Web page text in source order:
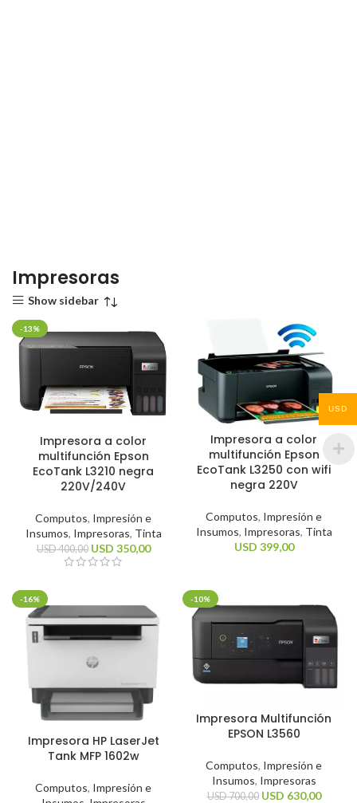
Impresoras
Show sidebar
-13%
Impresora a color
multifunción Epson
EcoTank L3210 negra
220V/240V
Computos, Impresión e
Insumos, Impresoras, Tinta
USD400,00 USD 350,00
Impresora a color
multifunción Epson
EcoTank L3250 con wifi
negra 220V
Computos, Impresión e
Insumos, Impresoras, Tinta
USD 399,00
-16%
Impresora HP LaserJet
Tank MFP 1602w
Computos, Impresión e
-10%
Impresora Multifunción
EPSON L3560
Computos, Impresión e
Insumos, Impresoras
USD700,00 USD 630,00
USD